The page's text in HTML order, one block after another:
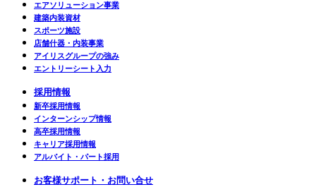
エアソリューション事業
建築内装資材
スポーツ施設
店舗什器・内装事業
アイリスグループの強み
エントリーシート入力
採用情報
新卒採用情報
インターンシップ情報
高卒採用情報
キャリア採用情報
アルバイト・パート採用
お客様サポート・お問い合せ